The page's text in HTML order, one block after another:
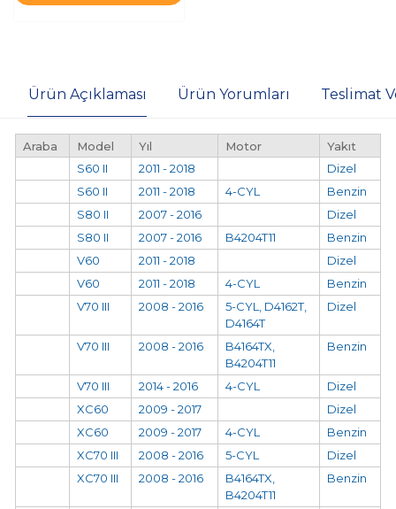
Ürün Açıklaması Ürün Yorumları Teslimat
Araba Model Yıl Motor
Yakıt
S60 II
2011 - 2018
Dizel
S60 II
2011 - 2018 4-CYL
Benzin
S80 II
2007 - 2016
Dizel
S80 II
2007 - 2016 B4204T11
Benzin
V60
2011 - 2018
Dizel
V60
2011 - 2018 4-CYL
Benzin
V70 III
2008 - 2016
5-CYL, D4162T,
D4164T
Dizel
V70 III 2008 - 2016
B4164TX,
B4204T11
Benzin
V70 III 2014 - 2016 4-CYL
Dizel
XC60
2009 - 2017
Dizel
XC60
2009 - 2017 4-CYL
Benzin
XC70 III
2008 - 2016 5-CYL
Dizel
XC70 III
2008 - 2016
B4164TX,
B4204T11
Benzin